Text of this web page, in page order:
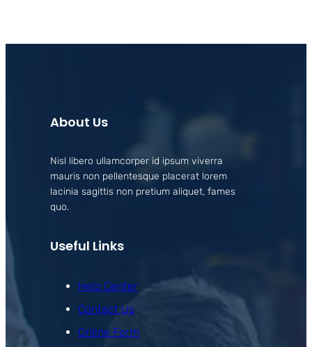
About Us
Nisl libero ullamcorper id ipsum viverra
mauris non pellentesque placerat lorem
lacinia sagittis non pretium aliquet, fames
quo.
Useful Links
Help Center
Contact Us
Online Form